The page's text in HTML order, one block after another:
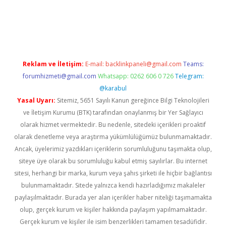
Reklam ve İletişim: E-mail: backlinkpaneli@gmail.com Teams:
forumhizmeti@gmail.com Whatsapp: 0262 606 0 726 Telegram:
@karabul
Yasal Uyarı: Sitemiz, 5651 Sayılı Kanun gereğince Bilgi Teknolojileri
ve İletişim Kurumu (BTK) tarafından onaylanmış bir Yer Sağlayıcı
olarak hizmet vermektedir. Bu nedenle, sitedeki içerikleri proaktif
olarak denetleme veya araştırma yükümlülüğümüz bulunmamaktadır.
Ancak, üyelerimiz yazdıkları içeriklerin sorumluluğunu taşımakta olup,
siteye üye olarak bu sorumluluğu kabul etmiş sayılırlar. Bu internet
sitesi, herhangi bir marka, kurum veya şahıs şirketi ile hiçbir bağlantısı
bulunmamaktadır. Sitede yalnızca kendi hazırladığımız makaleler
paylaşılmaktadır. Burada yer alan içerikler haber niteliği taşımamakta
olup, gerçek kurum ve kişiler hakkında paylaşım yapılmamaktadır.
Gerçek kurum ve kişiler ile isim benzerlikleri tamamen tesadüfidir.